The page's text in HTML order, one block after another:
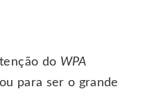
do WPA
para ser o grande